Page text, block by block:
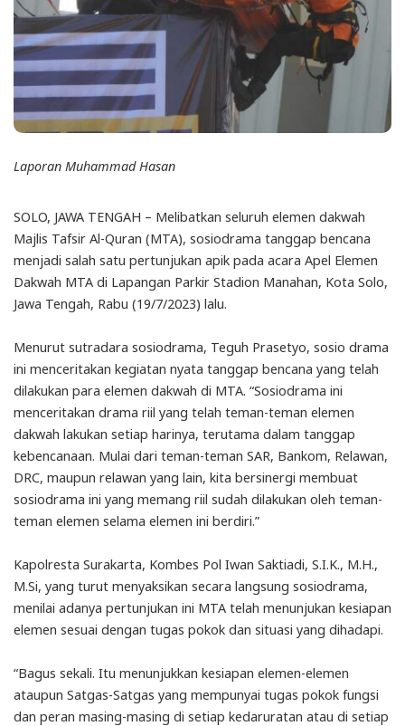
Laporan Muhammad Hasan
SOLO, JAWA TENGAH – Melibatkan seluruh elemen dakwah
Majlis Tafsir Al-Quran (MTA), sosiodrama tanggap bencana
menjadi salah satu pertunjukan apik pada acara Apel Elemen
Dakwah MTA di Lapangan Parkir Stadion Manahan, Kota Solo,
Jawa Tengah, Rabu (19/7/2023) lalu.
Menurut sutradara sosiodrama, Teguh Prasetyo, sosio drama
ini menceritakan kegiatan nyata tanggap bencana yang telah
dilakukan para elemen dakwah di MTA. “Sosiodrama ini
menceritakan drama riil yang telah teman-teman elemen
dakwah lakukan setiap harinya, terutama dalam tanggap
kebencanaan. Mulai dari teman-teman SAR, Bankom, Relawan,
DRC, maupun relawan yang lain, kita bersinergi membuat
sosiodrama ini yang memang riil sudah dilakukan oleh teman-
teman elemen selama elemen ini berdiri.”
Kapolresta Surakarta, Kombes Pol Iwan Saktiadi, S.I.K., M.H.,
M.Si, yang turut menyaksikan secara langsung sosiodrama,
menilai adanya pertunjukan ini MTA telah menunjukan kesiapan
elemen sesuai dengan tugas pokok dan situasi yang dihadapi.
“Bagus sekali. Itu menunjukkan kesiapan elemen-elemen
ataupun Satgas-Satgas yang mempunyai tugas pokok fungsi
dan peran masing-masing di setiap kedaruratan atau di setiap